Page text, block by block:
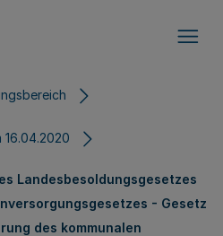
16.04.2020
Landesbesoldungsgesetzes
- Gesetz
des kommunalen